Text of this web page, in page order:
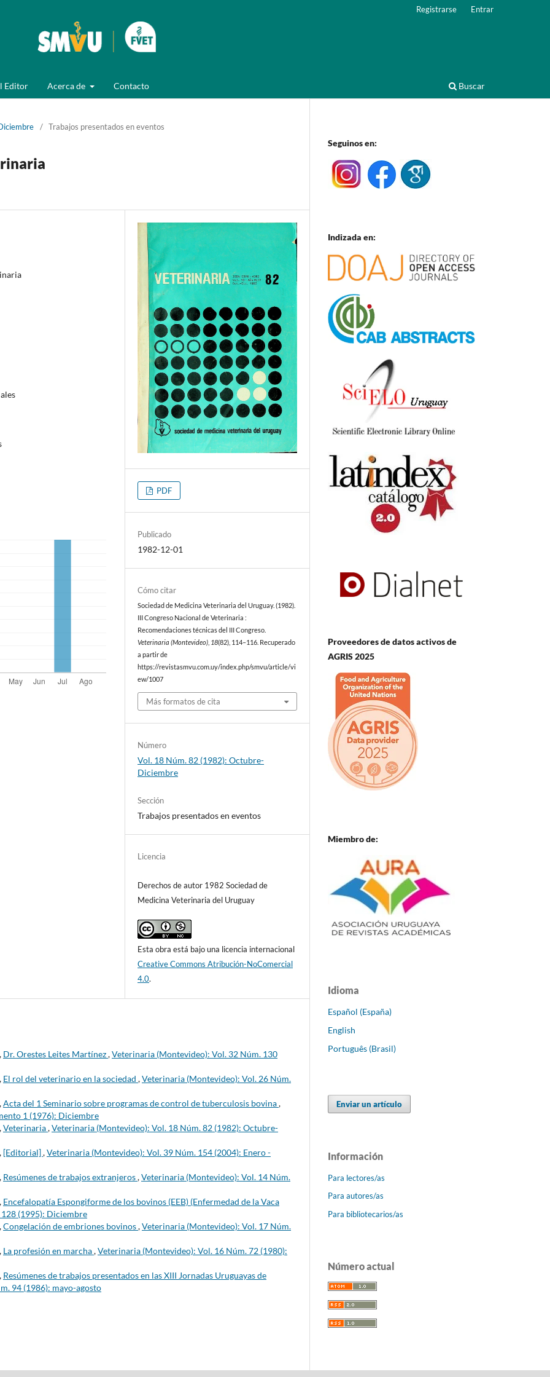
Editor Acerca de Contacto Buscar
Registrarse Entrar
/ Trabajos presentados en eventos
PDF
Publicado
1982-12-01
Cómo citar
Sociedad de Medicina Veterinaria del Uruguay. (1982).
III Congreso Nacional de Veterinaria :
Recomendaciones técnicas del III Congreso.
Veterinaria (Montevideo) 18(82), 114–116. Recuperado
a partir de
https://revistasmvu.com.uy/index.php/smvu/article/vi
ew/1007
Más formatos de cita
Número
Vol. 18 Núm. 82 (1982): Octubre-
Diciembre
Sección
Trabajos presentados en eventos
Licencia
Derechos de autor 1982 Sociedad de
Medicina Veterinaria del Uruguay
Esta obra está bajo una licencia internacional
Creative Commons Atribución-NoComercial
4.0.
Dr. Orestes Leites Martínez,Veterinaria (Montevideo): Vol. 32 Núm. 130
El rol del veterinario en la sociedad ,Veterinaria (Montevideo): Vol. 26 Núm.
Acta del 1 Seminario sobre programas de control de tuberculosis bovina,
1 (1976): Diciembre
Veterinaria,Veterinaria (Montevideo): Vol. 18 Núm. 82 (1982): Octubre-
[Editorial],Veterinaria (Montevideo): Vol. 39 Núm. 154 (2004): Enero -
Resúmenes de trabajos extranjeros,Veterinaria (Montevideo): Vol. 14 Núm.
Encefalopatía Espongiforme de los bovinos (EEB) (Enfermedad de la Vaca
(1995): Diciembre
Congelación de embriones bovinos,Veterinaria (Montevideo): Vol. 17 Núm.
La profesión en marcha,Veterinaria (Montevideo): Vol. 16 Núm. 72 (1980):
Resúmenes de trabajos presentados en las XIII Jornadas Uruguayas de
94 (1986): mayo-agosto
Seguinos en:
Indizada en:
Proveedores de datos activos de
AGRIS 2025
Miembro de:
Idioma
Español (España)
English
Português (Brasil)
Enviar un artículo
Información
Para lectores/as
Para autores/as
Para bibliotecarios/as
Número actual